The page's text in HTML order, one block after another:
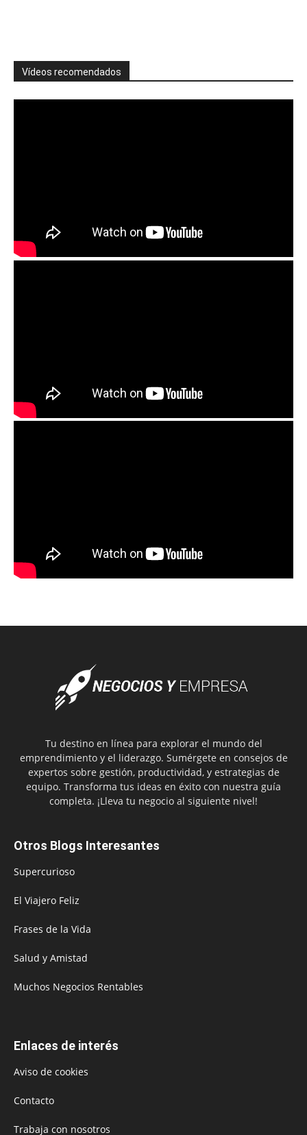
Vídeos recomendados
Tu destino en línea para explorar el mundo del
emprendimiento y el liderazgo. Sumérgete en consejos de
expertos sobre gestión, productividad, y estrategias de
equipo. Transforma tus ideas en éxito con nuestra guía
completa. ¡Lleva tu negocio al siguiente nivel!
Otros Blogs Interesantes
Supercurioso
El Viajero Feliz
Frases de la Vida
Salud y Amistad
Muchos Negocios Rentables
Enlaces de interés
Aviso de cookies
Contacto
Trabaja con nosotros